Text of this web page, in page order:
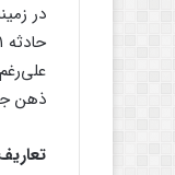
در
ذهن